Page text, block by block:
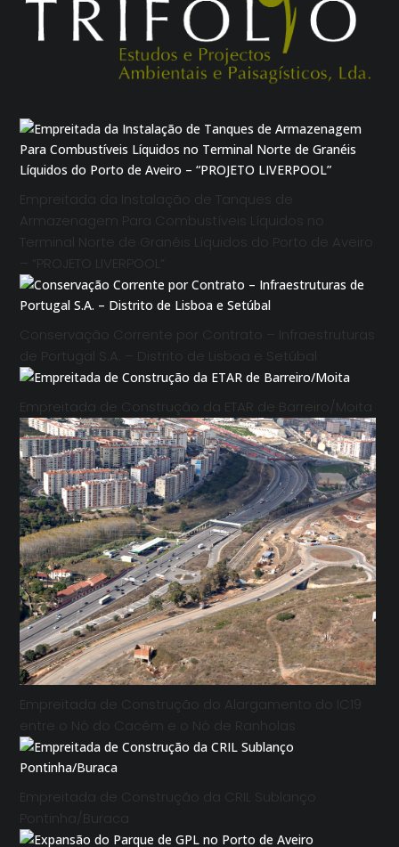
Empreitada da Instalação de Tanques de
Armazenagem Para Combustíveis Líquidos no
Terminal Norte de Granéis Líquidos do Porto de Aveiro
– “PROJETO LIVERPOOL”
Conservação Corrente por Contrato – Infraestruturas
de Portugal S.A. – Distrito de Lisboa e Setúbal
Empreitada de Construção da ETAR de Barreiro/Moita
Empreitada de Construção do Alargamento do IC19
entre o Nó do Cacém e o Nó de Ranholas
Empreitada de Construção da CRIL Sublanço
Pontinha/Buraca